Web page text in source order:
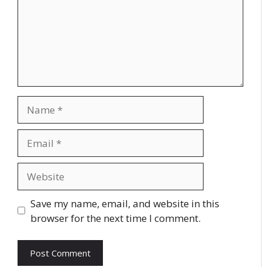
Save my name, email, and website in this
browser for the next time I comment.